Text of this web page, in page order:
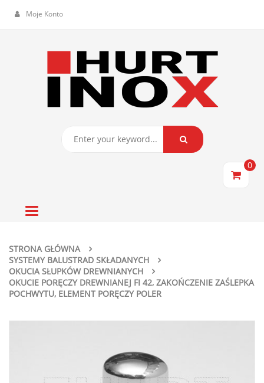
Moje Konto
0
Toggle
STRONA GŁÓWNA
SYSTEMY BALUSTRAD SKŁADANYCH
OKUCIA SŁUPKÓW DREWNIANYCH
OKUCIE PORĘCZY DREWNIANEJ FI 42, ZAKOŃCZENIE ZAŚLEPKA
POCHWYTU, ELEMENT PORĘCZY POLER